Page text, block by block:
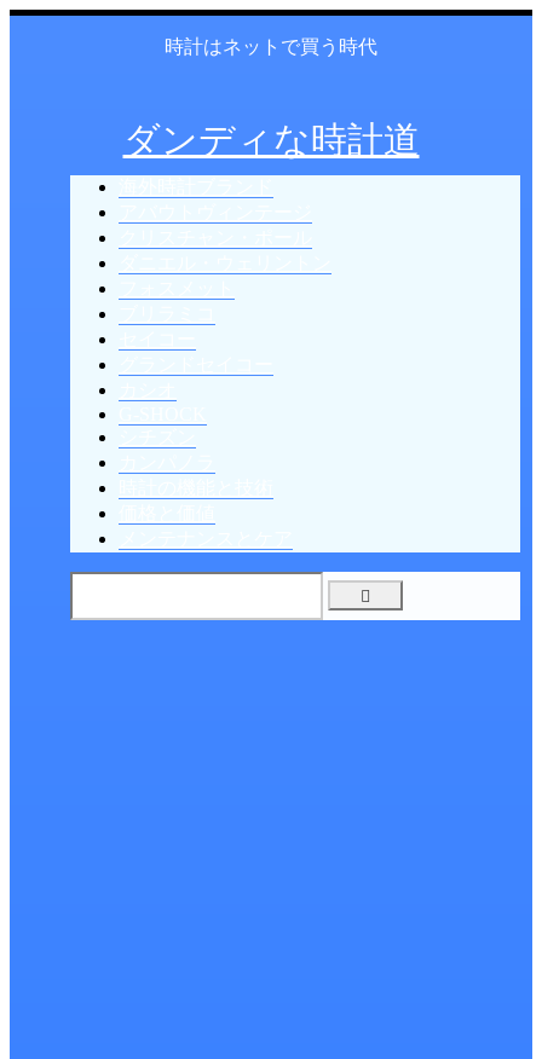
時計はネットで買う時代
ダンディな時計道